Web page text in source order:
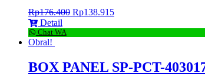
Rp176.400 Rp138.915
Detail
Chat WA
Obral!
BOX PANEL SP-PCT-